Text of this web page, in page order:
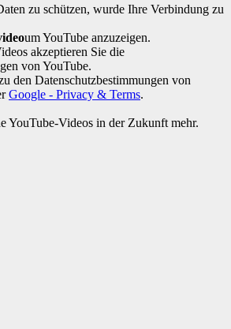
zu schützen, wurde Ihre Verbindung zu
um YouTube anzuzeigen.
akzeptieren Sie die
von YouTube.
den Datenschutzbestimmungen von
Google - Privacy & Terms.
YouTube-Videos in der Zukunft mehr.